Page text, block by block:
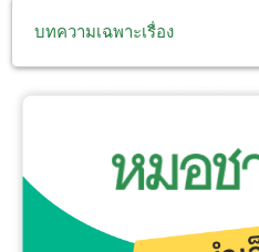
บทความเฉพาะเรื่อง